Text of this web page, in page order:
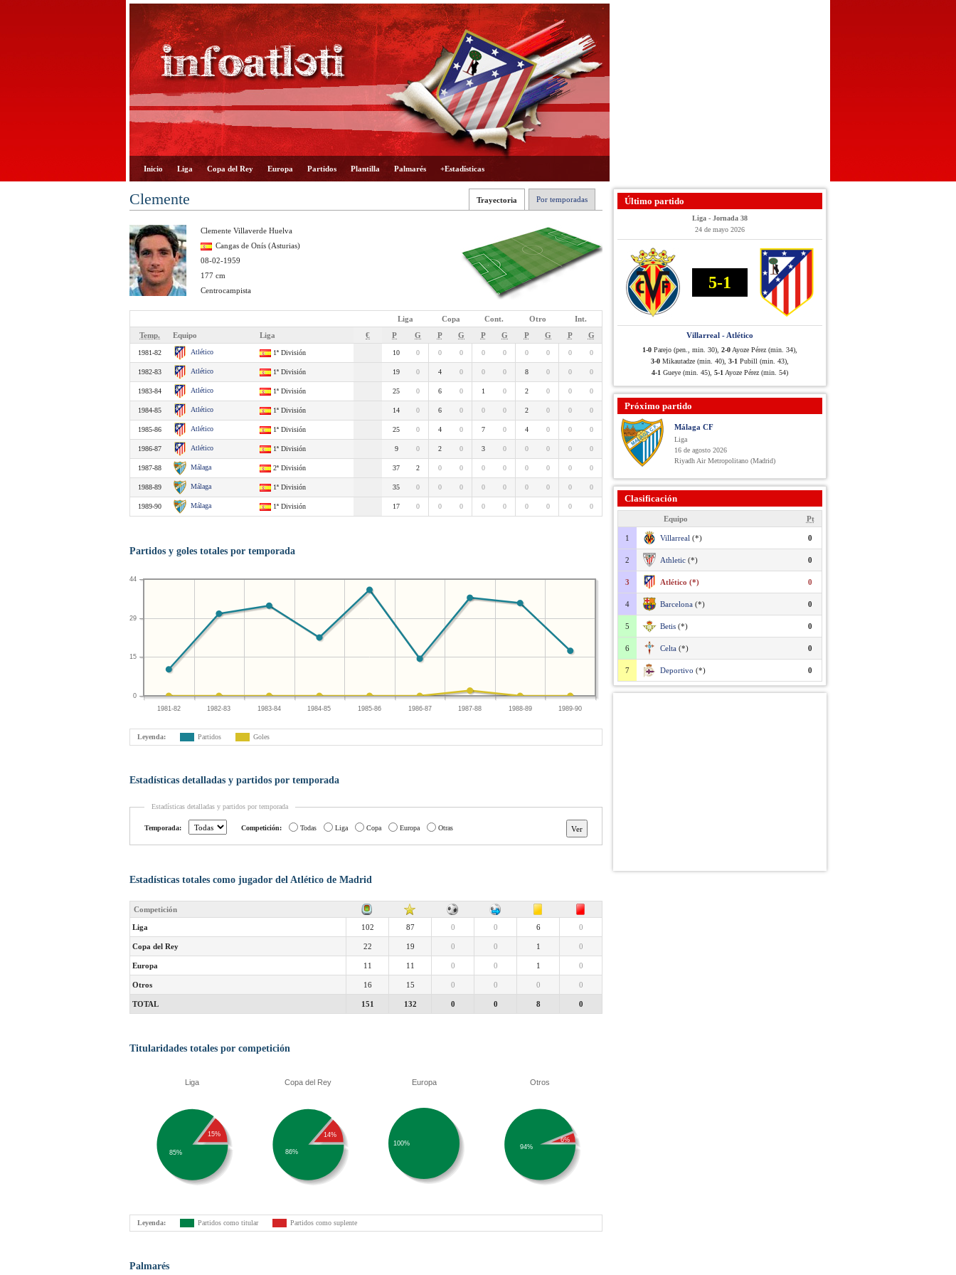
Inicio Liga Copa del Rey Europa Partidos Plantilla Palmarés +Estadísticas
Por temporadas
Trayectoria
Clemente
Clemente Villaverde Huelva
Cangas de Onís (Asturias)
08-02-1959
177 cm
Centrocampista
Liga Copa Cont. Otro
Int.
Temp.
Equipo Liga € P G P G P G P G P G
1981-82 Atlético 1ª División 10 0 0 0 0 0 0 0 0 0
1982-83 Atlético 1ª División 19 0 4 0 0 0 8 0 0 0
1983-84 Atlético 1ª División 25 0 6 0 1 0 2 0 0 0
1984-85 Atlético 1ª División 14 0 6 0 0 0 2 0 0 0
1985-86 Atlético 1ª División 25 0 4 0 7 0 4 0 0 0
1986-87 Atlético 1ª División 9 0 2 0 3 0 0 0 0 0
1987-88 Málaga 2ª División 37 2 0 0 0 0 0 0 0 0
1988-89 Málaga 1ª División 35 0 0 0 0 0 0 0 0 0
1989-90 Málaga 1ª División 17 0 0 0 0 0 0 0 0 0
Partidos y goles totales por temporada
1981-82 1982-83 1983-84 1984-85 1985-86 1986-87 1987-88 1988-89 1989-90
0
15
29
44
Leyenda: Partidos Goles
Estadísticas detalladas y partidos por temporada
Estadísticas detalladas y partidos por temporada
Temporada: Competición: Todas Liga Copa Europa Otras
Estadísticas totales como jugador del Atlético de Madrid
Competición
Liga 102 87 0 0 6 0
Copa del Rey 22 19 0 0 1 0
Europa 11 11 0 0 1 0
Otros 16 15 0 0 0 0
TOTAL 151 132 0 0 8 0
Titularidades totales por competición
Liga
85%
15%
Copa del Rey
86%
14%
Europa
100%
Otros
94%
6%
Leyenda: Partidos como titular Partidos como suplente
Palmarés
Último partido
Liga - Jornada 38
24 de mayo 2026
5-1
Villarreal - Atlético
1-0 Parejo (pen., min. 30), 2-0 Ayoze Pérez (min. 34),
3-0 Mikautadze (min. 40), 3-1 Pubill (min. 43),
4-1 Gueye (min. 45), 5-1 Ayoze Pérez (min. 54)
Próximo partido
Málaga CF
Liga
16 de agosto 2026
Riyadh Air Metropolitano (Madrid)
Clasificación
Equipo Pt
1 Villarreal (*) 0
2 Athletic (*) 0
3 Atlético (*) 0
4 Barcelona (*) 0
5 Betis (*) 0
6 Celta (*) 0
7 Deportivo (*) 0